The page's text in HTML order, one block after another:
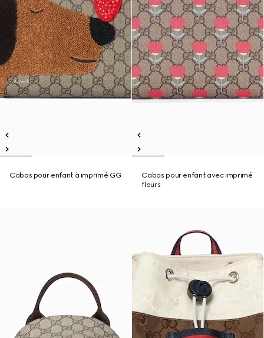
Cabas pour enfant à imprimé GG
Cabas pour enfant avec imprimé
fleurs